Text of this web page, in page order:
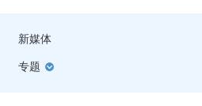
新媒体
专题